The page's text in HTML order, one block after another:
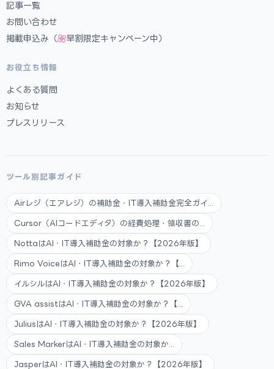
記事一覧
お問い合わせ
掲載申込み（
早割限定キャンペーン中）
お役立ち情報
よくある質問
お知らせ
プレスリリース
ツール別記事ガイド
Airレジ（エアレジ）の補助金・IT導入補助金完全ガイ...
Cursor（AIコードエディタ）の経費処理・領収書の...
NottaはAI・IT導入補助金の対象か？【2026年版】
Rimo VoiceはAI・IT導入補助金の対象か？【...
イルシルはAI・IT導入補助金の対象か？【2026年版】
GVA assistはAI・IT導入補助金の対象か？【...
JuliusはAI・IT導入補助金の対象か？【2026年版】
Sales MarkerはAI・IT導入補助金の対象か...
JasperはAI・IT導入補助金の対象か？【2026年版】